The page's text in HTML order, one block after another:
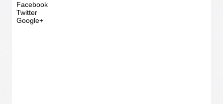
Facebook
Twitter
Google+